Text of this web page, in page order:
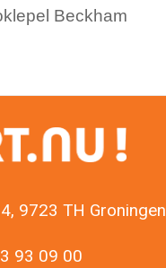
Beckham
afname: 1
9723 TH Groningen
93 09 00